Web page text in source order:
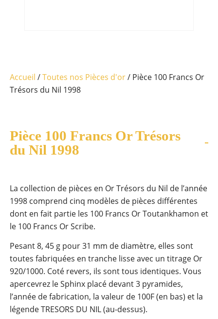
Accueil /Toutes nos Pièces d'or/ Pièce 100 Francs Or
Trésors du Nil 1998
Pièce 100 Francs Or Trésors
du Nil 1998
La collection de pièces en Or Trésors du Nil de l’année
1998 comprend cinq modèles de pièces différentes
dont en fait partie les 100 Francs Or Toutankhamon et
le 100 Francs Or Scribe.
Pesant 8, 45 g pour 31 mm de diamètre, elles sont
toutes fabriquées en tranche lisse avec un titrage Or
920/1000. Coté revers, ils sont tous identiques. Vous
apercevrez le Sphinx placé devant 3 pyramides,
l’année de fabrication, la valeur de 100F (en bas) et la
légende TRESORS DU NIL (au-dessus).